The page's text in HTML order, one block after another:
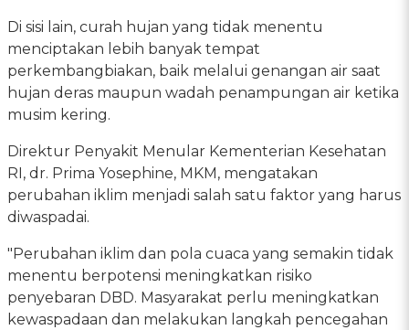
Di sisi lain, curah hujan yang tidak menentu
menciptakan lebih banyak tempat
perkembangbiakan, baik melalui genangan air saat
hujan deras maupun wadah penampungan air ketika
musim kering.
Direktur Penyakit Menular Kementerian Kesehatan
RI, dr. Prima Yosephine, MKM, mengatakan
perubahan iklim menjadi salah satu faktor yang harus
diwaspadai.
"Perubahan iklim dan pola cuaca yang semakin tidak
menentu berpotensi meningkatkan risiko
penyebaran DBD. Masyarakat perlu meningkatkan
kewaspadaan dan melakukan langkah pencegahan